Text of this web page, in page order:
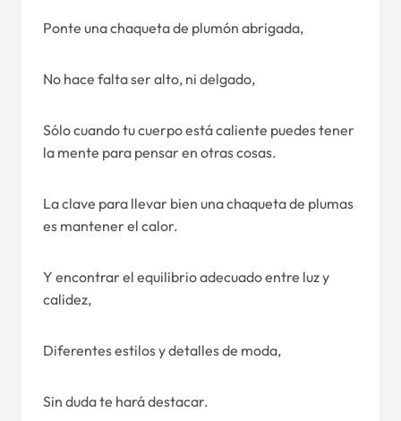
Ponte una chaqueta de plumón abrigada,
No hace falta ser alto, ni delgado,
Sólo cuando tu cuerpo está caliente puedes tener
la mente para pensar en otras cosas.
La clave para llevar bien una chaqueta de plumas
es mantener el calor.
Y encontrar el equilibrio adecuado entre luz y
calidez,
Diferentes estilos y detalles de moda,
Sin duda te hará destacar.